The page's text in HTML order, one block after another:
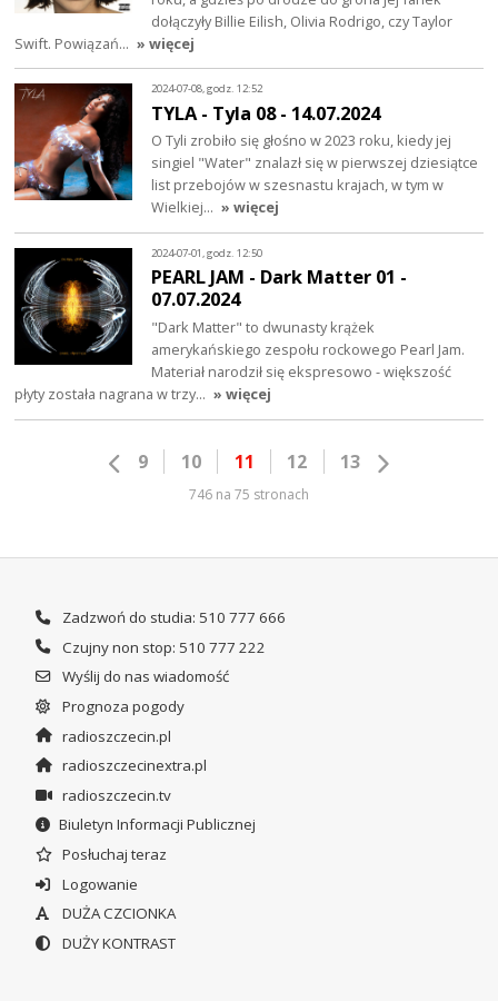
dołączyły Billie Eilish, Olivia Rodrigo, czy Taylor
Swift. Powiązań… » więcej
2024-07-08, godz. 12:52
TYLA - Tyla 08 - 14.07.2024
O Tyli zrobiło się głośno w 2023 roku, kiedy jej
singiel "Water" znalazł się w pierwszej dziesiątce
list przebojów w szesnastu krajach, w tym w
Wielkiej… » więcej
2024-07-01, godz. 12:50
PEARL JAM - Dark Matter 01 -
07.07.2024
"Dark Matter" to dwunasty krążek
amerykańskiego zespołu rockowego Pearl Jam.
Materiał narodził się ekspresowo - większość
płyty została nagrana w trzy… » więcej
9 10 11 12 13
746 na 75 stronach
Zadzwoń do studia: 510 777 666
Czujny non stop: 510 777 222
Wyślij do nas wiadomość
Prognoza pogody
radioszczecin.pl
radioszczecinextra.pl
radioszczecin.tv
Biuletyn Informacji Publicznej
Posłuchaj teraz
Logowanie
DUŻA CZCIONKA
DUŻY KONTRAST